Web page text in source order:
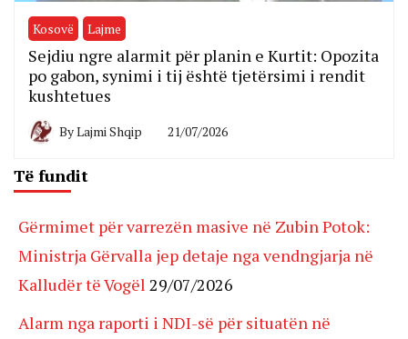
Kosovë Lajme
Sejdiu ngre alarmit për planin e Kurtit: Opozita
po gabon, synimi i tij është tjetërsimi i rendit
kushtetues
ByLajmi Shqip 21/07/2026
Të fundit
Gërmimet për varrezën masive në Zubin Potok:
Ministrja Gërvalla jep detaje nga vendngjarja në
Kalludër të Vogël 29/07/2026
Alarm nga raporti i NDI-së për situatën në